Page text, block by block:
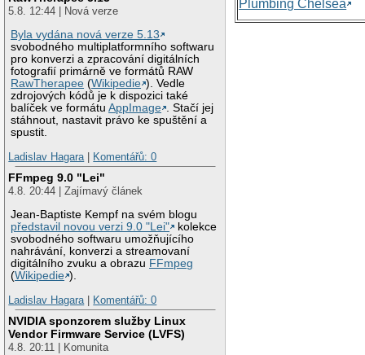
5.8. 12:44 | Nová verze
Byla vydána nová verze 5.13
svobodného multiplatformního softwaru
pro konverzi a zpracování digitálních
fotografií primárně ve formátů RAW
RawTherapee (Wikipedie ). Vedle
zdrojových kódů je k dispozici také
balíček ve formátuAppImage . Stačí jej
stáhnout, nastavit právo ke spuštění a
spustit.
Ladislav Hagara
Komentářů: 0
FFmpeg 9.0 "Lei"
4.8. 20:44 | Zajímavý článek
Jean-Baptiste Kempf na svém blogu
představil novou verzi 9.0 "Lei"
kolekce
svobodného softwaru umožňujícího
nahrávání, konverzi a streamovaní
digitálního zvuku a obrazu FFmpeg
(Wikipedie ).
Ladislav Hagara
Komentářů: 0
NVIDIA sponzorem služby Linux
Vendor Firmware Service (LVFS)
4.8. 20:11 | Komunita
Plumbing Chelsea